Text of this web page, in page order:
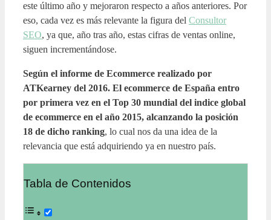
este último año y mejoraron respecto a años anteriores. Por
eso, cada vez es más relevante la figura del Consultor
SEO, ya que, año tras año, estas cifras de ventas online,
siguen incrementándose.
Según el informe de Ecommerce realizado por
ATKearney del 2016. El ecommerce de España entro
por primera vez en el Top 30 mundial del indice global
de ecommerce en el año 2015, alcanzando la posición
18 de dicho ranking, lo cual nos da una idea de la
relevancia que está adquiriendo ya en nuestro país.
Tabla de Contenidos